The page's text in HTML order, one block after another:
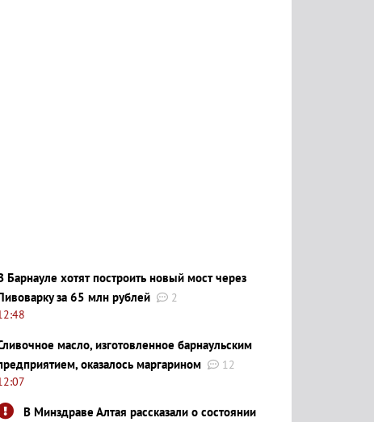
Барнауле хотят построить новый мост через
за 65 млн рублей
2
масло, изготовленное барнаульским
оказалось маргарином
12
В Минздраве Алтая рассказали о состоянии